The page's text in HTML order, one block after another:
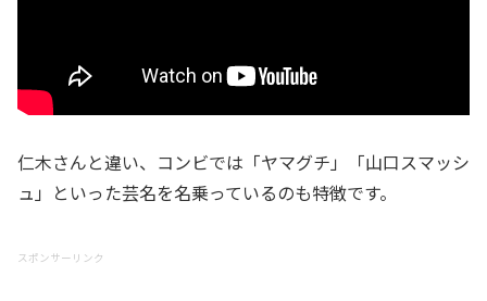
仁木さんと違い、コンビでは「ヤマグチ」「山口スマッシ
ュ」といった芸名を名乗っているのも特徴です。
スポンサーリンク